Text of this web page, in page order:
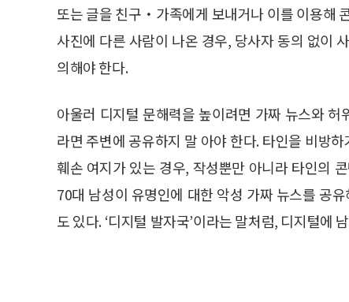
또는 글을 친구・가족에게 보내거나 이를 이용해
사진에 다른 사람이 나온 경우, 당사자 동의 없이
의해야 한다.
아울러 디지털 문해력을 높이려면 가짜 뉴스와
라면 주변에 공유하지 말 아야 한다. 타인을 비방
훼손 여지가 있는 경우, 작성뿐만 아니라 타인의
70대 남성이 유명인에 대한 악성 가짜 뉴스를 공
도 있다. ‘디지털 발자국’이라는 말처럼, 디지털에